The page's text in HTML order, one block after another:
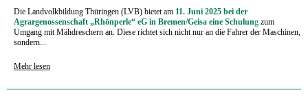
Die Landvolkbildung Thüringen (LVB) bietet am 11. Juni 2025 bei der
Agrargenossenschaft „Rhönperle“ eG in Bremen/Geisa eine Schulung zum
Umgang mit Mähdreschern an. Diese richtet sich nicht nur an die Fahrer der Maschinen,
sondern...
Mehr lesen